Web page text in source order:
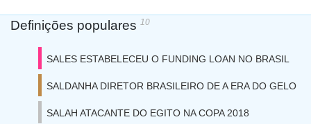
Definições populares 10
SALES ESTABELECEU O FUNDING LOAN NO BRASIL
SALDANHA DIRETOR BRASILEIRO DE A ERA DO GELO
SALAH ATACANTE DO EGITO NA COPA 2018